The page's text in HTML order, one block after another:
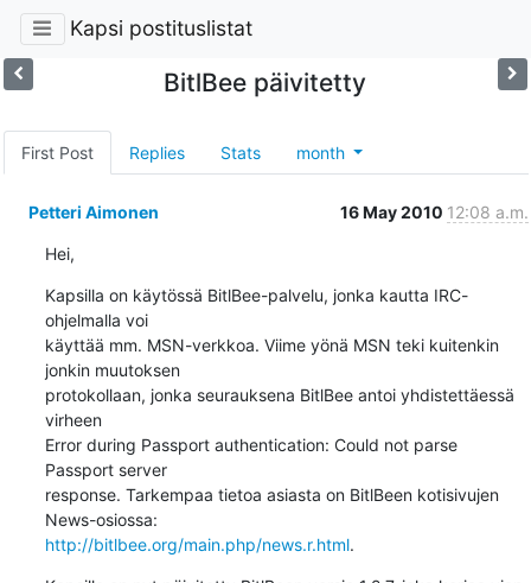
Kapsi postituslistat
BitlBee päivitetty
First Post Replies Stats month
Petteri Aimonen 16 May 2010 12:08 a.m.
Hei,
Kapsilla on käytössä BitlBee-palvelu, jonka kautta IRC-
ohjelmalla voi
käyttää mm. MSN-verkkoa. Viime yönä MSN teki kuitenkin
jonkin muutoksen
protokollaan, jonka seurauksena BitlBee antoi yhdistettäessä
virheen
Error during Passport authentication: Could not parse
Passport server
response. Tarkempaa tietoa asiasta on BitlBeen kotisivujen
http://bitlbee.org/main.php/news.r.html.